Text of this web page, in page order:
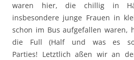
waren hier, die chillig in
insbesondere junge Frauen in
schon im Bus aufgefallen waren,
die Full (Half und was es
Parties! Letztlich aßen wir an